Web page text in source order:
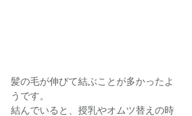
髪の毛が伸びて結ぶことが多かったよ
うです。
結んでいると、授乳やオムツ替えの時